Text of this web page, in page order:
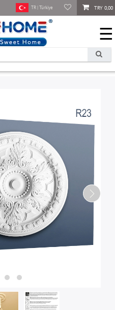
TRY 0,00
TR | Türkiye
☰